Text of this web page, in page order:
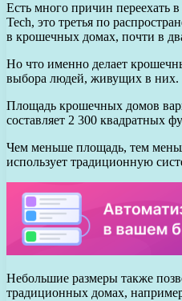
Есть много причин переехать
Tech, это третья по
в крошечных домах, почти в
Но что именно делает
выбора людей, живущих в них.
Площадь крошечных домов
составляет 2 300 квадратных
Чем меньше площадь, тем
использует традиционную
Небольшие размеры также
традиционных домах,